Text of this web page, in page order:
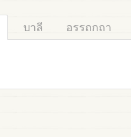
บาลี อรรถกถา